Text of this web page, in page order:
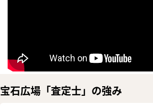
宝石広場「査定士」の強み